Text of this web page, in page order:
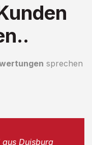
sprechen
Duisburg